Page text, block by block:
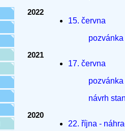
2022
15. června
pozvánka
2021
17. června
pozvánka
návrh
2020
22. října -